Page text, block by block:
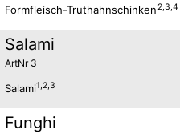
Formfleisch-Truthahnschinken2,3,4
Salami
ArtNr 3
Salami1,2,3
Funghi